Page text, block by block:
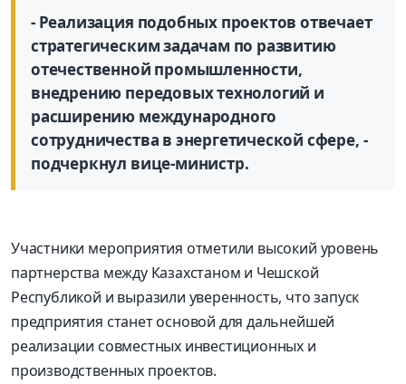
- Реализация подобных проектов отвечает
стратегическим задачам по развитию
отечественной промышленности,
внедрению передовых технологий и
расширению международного
сотрудничества в энергетической сфере, -
подчеркнул вице-министр.
Участники мероприятия отметили высокий уровень
партнерства между Казахстаном и Чешской
Республикой и выразили уверенность, что запуск
предприятия станет основой для дальнейшей
реализации совместных инвестиционных и
производственных проектов.